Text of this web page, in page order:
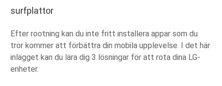
surfplattor
Efter rootning kan du inte fritt installera appar som du
tror kommer att förbättra din mobila upplevelse. I det här
inlägget kan du lära dig 3 lösningar för att rota dina LG-
enheter.